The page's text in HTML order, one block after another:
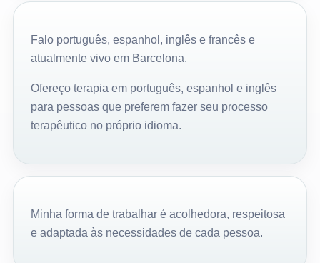
Falo português, espanhol, inglês e francês e
atualmente vivo em Barcelona.
Ofereço terapia em português, espanhol e inglês
para pessoas que preferem fazer seu processo
terapêutico no próprio idioma.
Minha forma de trabalhar é acolhedora, respeitosa
e adaptada às necessidades de cada pessoa.